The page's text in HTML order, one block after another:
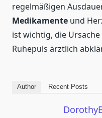
regelmäßigen
Medikamente und
ist wichtig, die
Ruhepuls ärztlich
Author Recent Posts